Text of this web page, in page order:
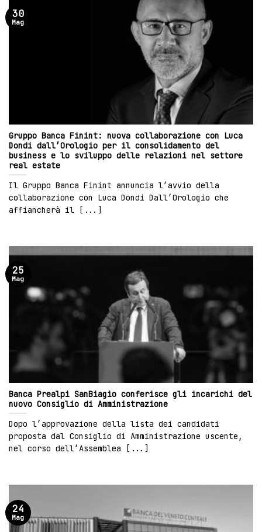
Gruppo Banca Finint: nuova collaborazione con Luca
Dondi dall’Orologio per il consolidamento del
business e lo sviluppo delle relazioni nel settore
real estate
Il Gruppo Banca Finint annuncia l’avvio della
collaborazione con Luca Dondi Dall’Orologio che
affiancherà il [...]
30
Mag
Banca Prealpi SanBiagio conferisce gli incarichi del
nuovo Consiglio di Amministrazione
Dopo l’approvazione della lista dei candidati
proposta dal Consiglio di Amministrazione uscente,
nel corso dell’Assemblea [...]
25
Mag
24
Mag